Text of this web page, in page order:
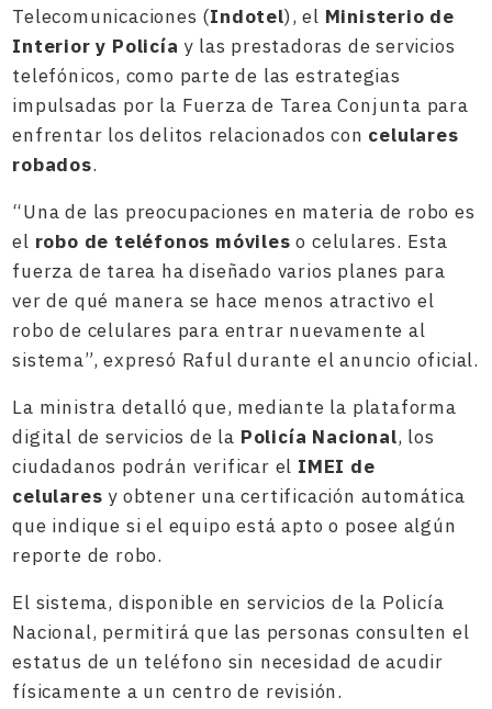
Telecomunicaciones (Indotel), el Ministerio de
Interior y Policía y las prestadoras de servicios
telefónicos, como parte de las estrategias
impulsadas por la Fuerza de Tarea Conjunta para
enfrentar los delitos relacionados con celulares
robados.
“Una de las preocupaciones en materia de robo es
el robo de teléfonos móviles o celulares. Esta
fuerza de tarea ha diseñado varios planes para
ver de qué manera se hace menos atractivo el
robo de celulares para entrar nuevamente al
sistema”, expresó Raful durante el anuncio oficial.
La ministra detalló que, mediante la plataforma
digital de servicios de la Policía Nacional, los
ciudadanos podrán verificar el IMEI de
celulares y obtener una certificación automática
que indique si el equipo está apto o posee algún
reporte de robo.
El sistema, disponible en servicios de la Policía
Nacional, permitirá que las personas consulten el
estatus de un teléfono sin necesidad de acudir
físicamente a un centro de revisión.